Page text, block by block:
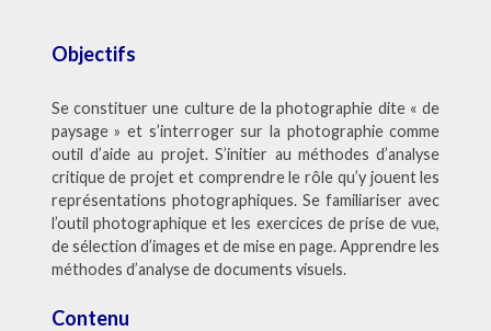
Objectifs
Se constituer une culture de la photographie dite « de
paysage » et s’interroger sur la photographie comme
outil d’aide au projet. S’initier au méthodes d’analyse
critique de projet et comprendre le rôle qu’y jouent les
représentations photographiques. Se familiariser avec
l’outil photographique et les exercices de prise de vue,
de sélection d’images et de mise en page. Apprendre les
méthodes d’analyse de documents visuels.
Contenu